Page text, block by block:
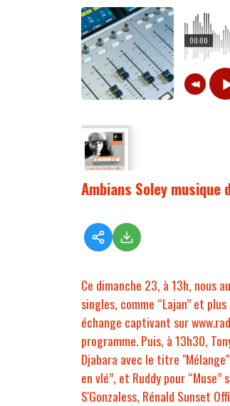
00:00
Ambians Soley musique
Ce dimanche 23, à 13h, nous
singles, comme “Lajan” et
échange captivant sur
programme. Puis, à 13h30,
Djabara avec le titre
en vlé”, et Ruddy pour
S'Gonzaless, Rénald Sunset